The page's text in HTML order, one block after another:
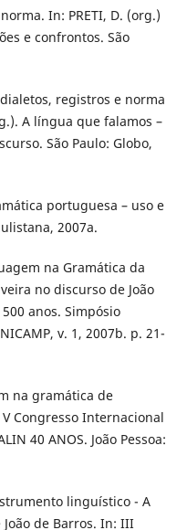
In: PRETI, D. (org.)
e confrontos. São
registros e norma
A língua que falamos –
São Paulo: Globo,
portuguesa – uso e
2007a.
na Gramática da
no discurso de João
anos. Simpósio
v. 1, 2007b. p. 21-
na gramática de
Congresso Internacional
40 ANOS. João Pessoa:
linguístico - A
de Barros. In: III